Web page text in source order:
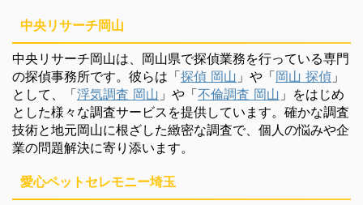
中央リサーチ岡山
中央リサーチ岡山は、岡山県で探偵業務を行っている専門
の探偵事務所です。彼らは「探偵 岡山 」や「岡山 探偵 」
として、「浮気調査 岡山 」や「不倫調査 岡山 」をはじめ
とした様々な調査サービスを提供しています。確かな調査
技術と地元岡山に根ざした緻密な調査で、個人の悩みや企
業の問題解決に寄り添います。
愛心ペットセレモニー埼玉